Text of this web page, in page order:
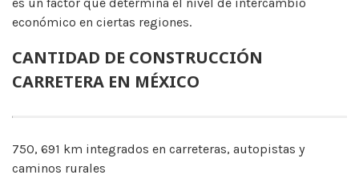
económico en ciertas regiones.
CANTIDAD DE CONSTRUCCIÓN
CARRETERA EN MÉXICO
750, 691 km integrados en carreteras, autopistas y
caminos rurales